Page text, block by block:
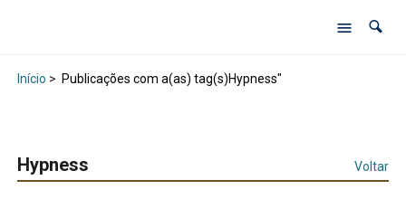
Início > Publicações com a(as) tag(s)Hypness"
Hypness Voltar